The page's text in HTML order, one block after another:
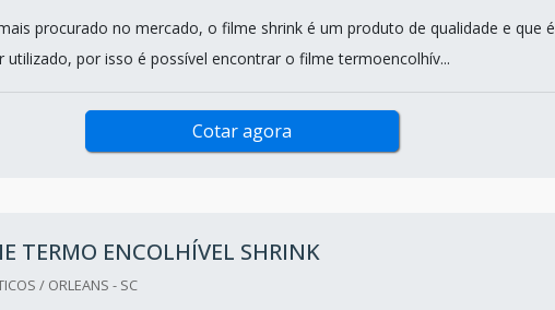
procurado no mercado, o filme shrink é um produto de qualidade e que é
utilizado, por isso é possível encontrar o filme termoencolhív...
Cotar agora
TERMO ENCOLHÍVEL SHRINK
/ ORLEANS - SC